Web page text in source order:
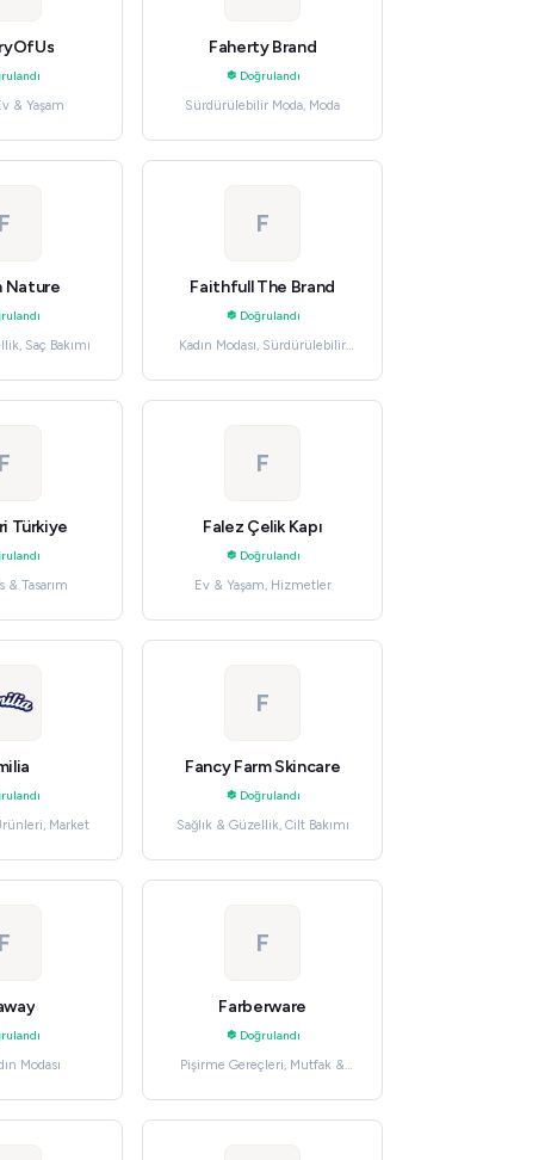
& Yaşam
Faherty Brand
Doğrulandı
Sürdürülebilir Moda, Moda
F
Nature
Saç Bakımı
F
Faithfull The Brand
Doğrulandı
Kadın Modası, Sürdürülebilir
F
Türkiye
& Tasarım
F
Falez Çelik Kapı
Doğrulandı
Ev & Yaşam, Hizmetler
Market
F
Fancy Farm Skincare
Doğrulandı
Sağlık & Güzellik, Cilt Bakımı
F
Modası
F
Farberware
Doğrulandı
Pişirme Gereçleri, Mutfak &